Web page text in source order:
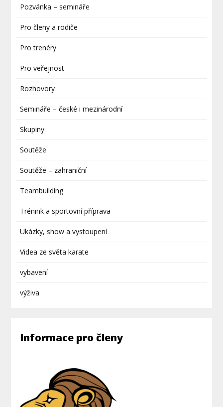
Pozvánka – semináře
Pro členy a rodiče
Pro trenéry
Pro veřejnost
Rozhovory
Semináře – české i mezinárodní
Skupiny
Soutěže
Soutěže – zahraniční
Teambuilding
Trénink a sportovní příprava
Ukázky, show a vystoupení
Videa ze světa karate
vybavení
výživa
Informace pro členy